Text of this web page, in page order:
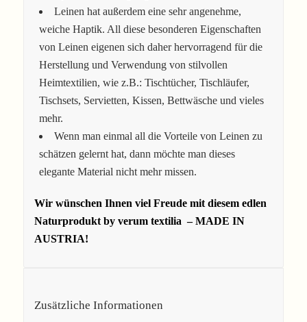
Leinen hat außerdem eine sehr angenehme,
weiche Haptik. All diese besonderen Eigenschaften
von Leinen eigenen sich daher hervorragend für die
Herstellung und Verwendung von stilvollen
Heimtextilien, wie z.B.: Tischtücher, Tischläufer,
Tischsets, Servietten, Kissen, Bettwäsche und vieles
mehr.
Wenn man einmal all die Vorteile von Leinen zu
schätzen gelernt hat, dann möchte man dieses
elegante Material nicht mehr missen.
Wir wünschen Ihnen viel Freude mit diesem edlen
Naturprodukt by verum textilia – MADE IN
AUSTRIA!
Zusätzliche Informationen